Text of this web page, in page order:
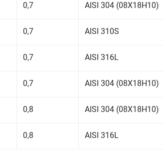
0,7 AISI 304 (08Х18Н10)
0,7 AISI 310S
0,7 AISI 316L
0,7 AISI 304 (08Х18Н10)
0,8 AISI 304 (08Х18Н10)
0,8 AISI 316L